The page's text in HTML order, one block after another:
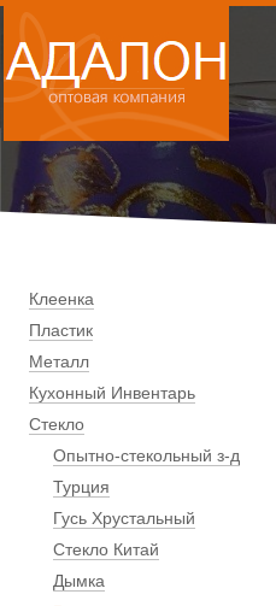
Клеенка
Пластик
Металл
Кухонный Инвентарь
Стекло
Опытно-стекольный з-д
Турция
Гусь Хрустальный
Стекло Китай
Дымка